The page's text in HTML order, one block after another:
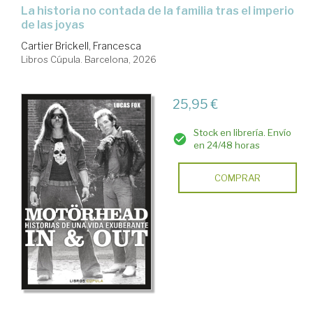
La historia no contada de la familia tras el imperio
de las joyas
Cartier Brickell, Francesca
Libros Cúpula. Barcelona, 2026
25,95 €
Stock en librería. Envío
en 24/48 horas
COMPRAR